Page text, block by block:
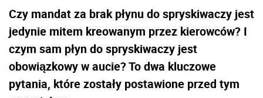
Czy mandat za brak płynu do spryskiwaczy jest
jedynie mitem kreowanym przez kierowców? I
czym sam płyn do spryskiwaczy jest
obowiązkowy w aucie? To dwa kluczowe
pytania, które zostały postawione przed tym